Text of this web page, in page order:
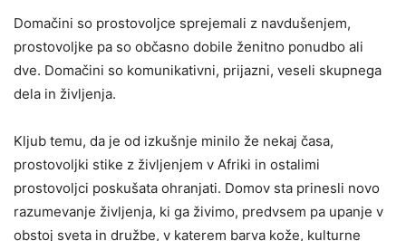
Domačini so prostovoljce sprejemali z navdušenjem,
prostovoljke pa so občasno dobile ženitno ponudbo ali
dve. Domačini so komunikativni, prijazni, veseli skupnega
dela in življenja.
Kljub temu, da je od izkušnje minilo že nekaj časa,
prostovoljki stike z življenjem v Afriki in ostalimi
prostovoljci poskušata ohranjati. Domov sta prinesli novo
razumevanje življenja, ki ga živimo, predvsem pa upanje v
obstoj sveta in družbe, v katerem barva kože, kulturne